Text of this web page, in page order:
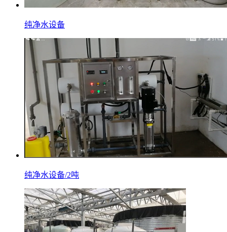
纯净水设备
纯净水设备/2吨